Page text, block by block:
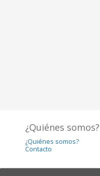
¿Quiénes somos?
¿Quiénes somos?
Contacto